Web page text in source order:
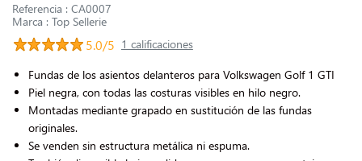
Referencia : CA0007
Marca : Top Sellerie
5.0/5 1 calificaciones
Fundas de los asientos delanteros para Volkswagen Golf 1 GTI
Piel negra, con todas las costuras visibles en hilo negro.
Montadas mediante grapado en sustitución de las fundas
originales.
Se venden sin estructura metálica ni espuma.